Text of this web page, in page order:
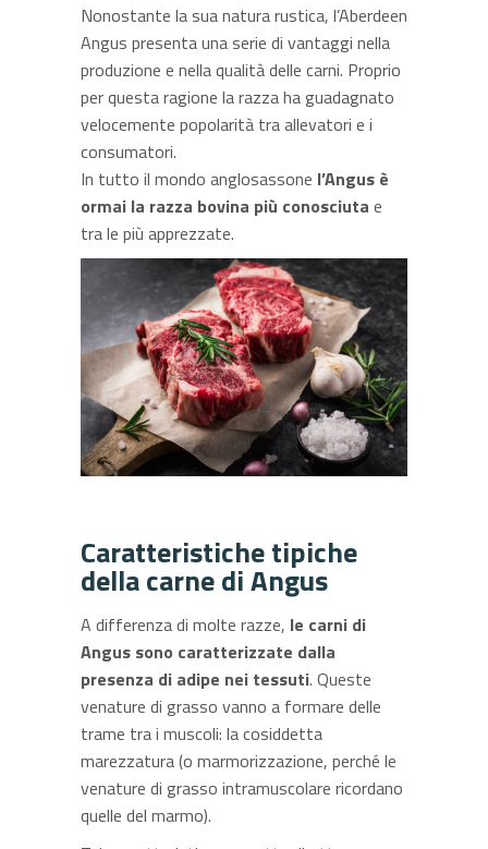
Nonostante la sua natura rustica, l’Aberdeen
Angus presenta una serie di vantaggi nella
produzione e nella qualità delle carni. Proprio
per questa ragione la razza ha guadagnato
velocemente popolarità tra allevatori e i
consumatori.
In tutto il mondo anglosassone l’Angus è
ormai la razza bovina più conosciuta e
tra le più apprezzate.
Caratteristiche tipiche
della carne di Angus
A differenza di molte razze, le carni di
Angus sono caratterizzate dalla
presenza di adipe nei tessuti. Queste
venature di grasso vanno a formare delle
trame tra i muscoli: la cosiddetta
marezzatura (o marmorizzazione, perché le
venature di grasso intramuscolare ricordano
quelle del marmo).